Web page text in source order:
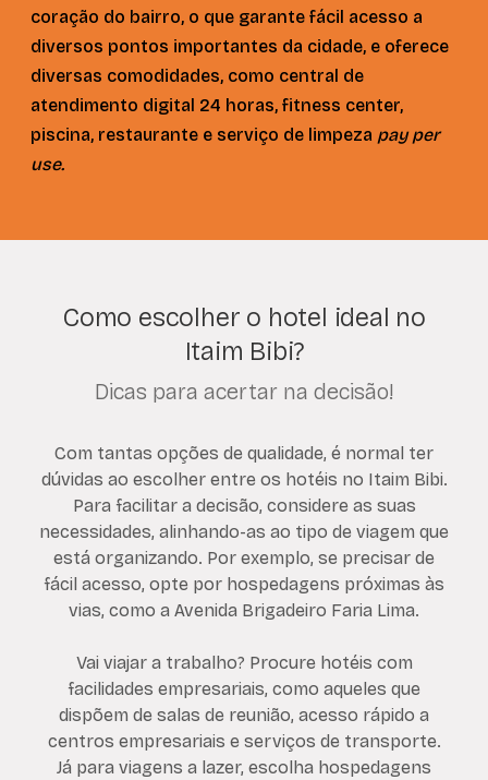
coração do bairro, o que garante fácil acesso a
diversos pontos importantes da cidade, e oferece
diversas comodidades, como central de
atendimento digital 24 horas, fitness center,
piscina, restaurante e serviço de limpeza pay per
use.
Como escolher o hotel ideal no
Itaim Bibi?
Dicas para acertar na decisão!
Com tantas opções de qualidade, é normal ter
dúvidas ao escolher entre os hotéis no Itaim Bibi.
Para facilitar a decisão, considere as suas
necessidades, alinhando-as ao tipo de viagem que
está organizando. Por exemplo, se precisar de
fácil acesso, opte por hospedagens próximas às
vias, como a Avenida Brigadeiro Faria Lima.
Vai viajar a trabalho? Procure hotéis com
facilidades empresariais, como aqueles que
dispõem de salas de reunião, acesso rápido a
centros empresariais e serviços de transporte.
Já para viagens a lazer, escolha hospedagens